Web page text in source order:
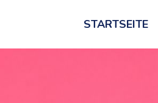
STARTSEITE